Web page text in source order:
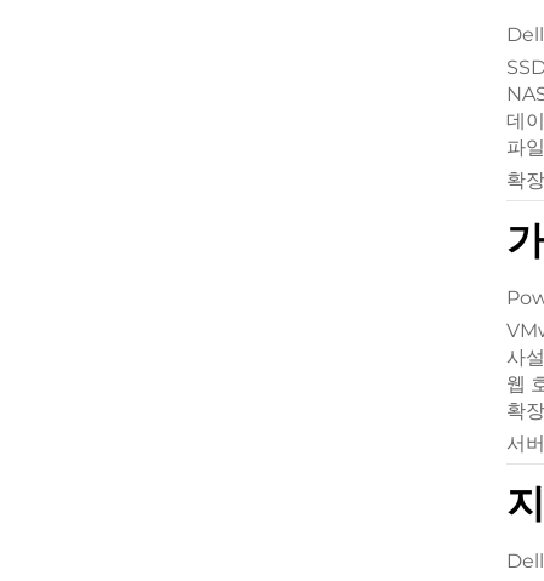
데
파
확
사
웹
확
서